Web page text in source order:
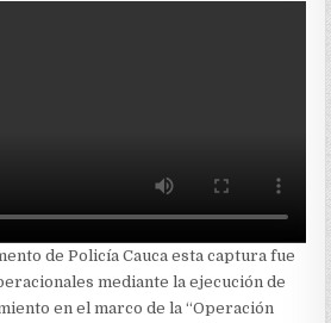
de Policía Cauca esta captura fue
mediante la ejecución de
en el marco de la “Operación